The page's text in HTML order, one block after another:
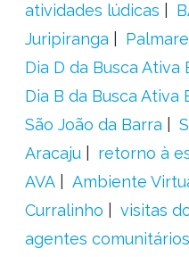
atividades lúdicas
Juripiranga
Dia D da Busca Ativa
Dia B da Busca Ativa
São João da Barra
Aracaju
retorno à
AVA
Ambiente
Curralinho
visitas
agentes